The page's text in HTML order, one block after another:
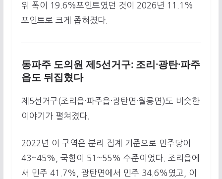
위 폭이 19.6%포인트였던 것이 2026년 11.1%
포인트로 크게 좁혀졌다.
동파주 도의원 제5선거구: 조리·광탄·파주
읍도 뒤집혔다
제5선거구(조리읍·파주읍·광탄면·월롱면)도 비슷한
이야기가 펼쳐졌다.
2022년 이 구역은 분리 집계 기준으로 민주당이
43~45%, 국힘이 51~55% 수준이었다. 조리읍에
서 민주 41.7%, 광탄면에서 민주 34.6%였고, 이